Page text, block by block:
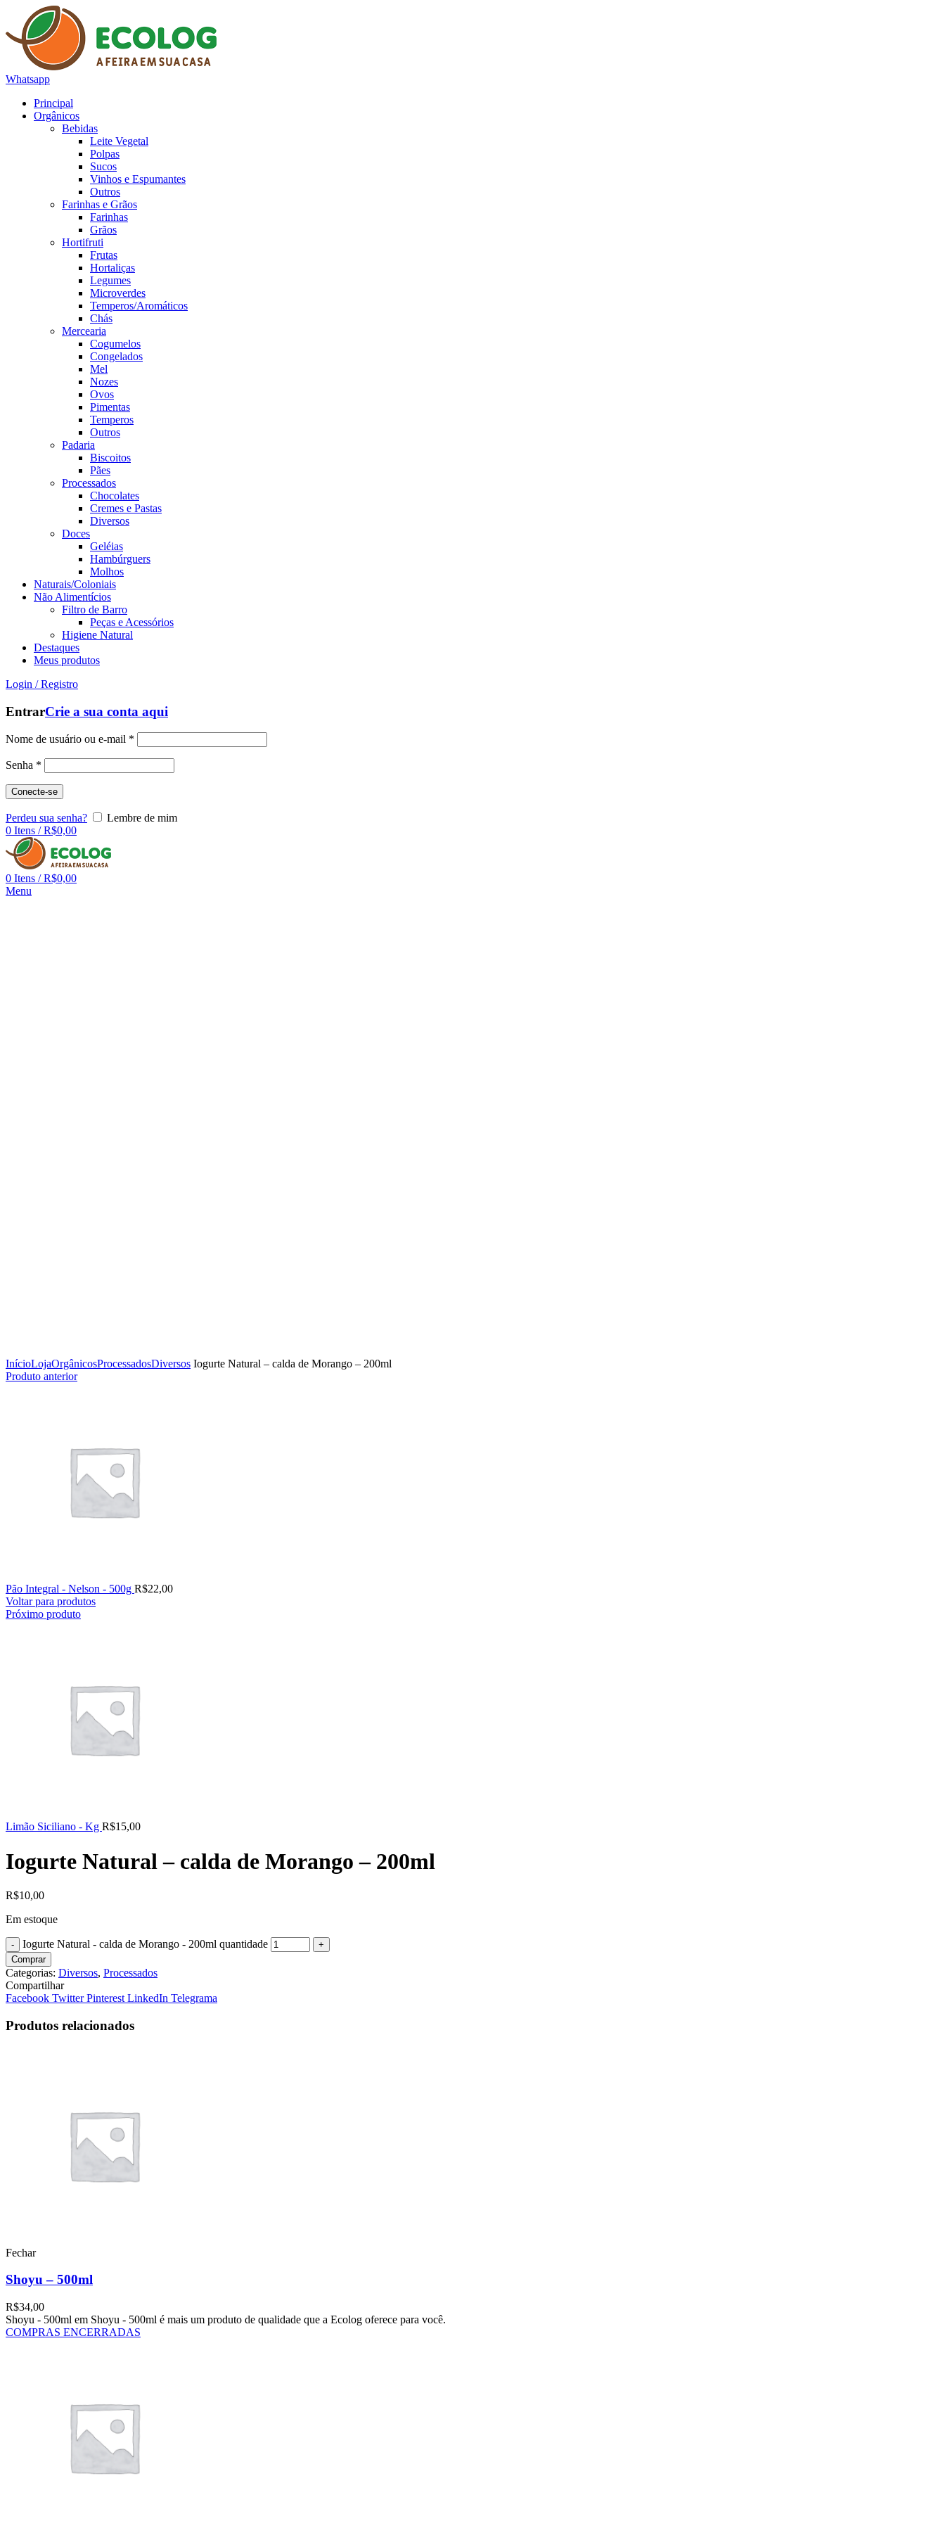
Whatsapp
Principal
Orgânicos
Bebidas
Leite Vegetal
Polpas
Sucos
Vinhos e Espumantes
Outros
Farinhas e Grãos
Farinhas
Grãos
Hortifruti
Frutas
Hortaliças
Legumes
Microverdes
Temperos/Aromáticos
Chás
Mercearia
Cogumelos
Congelados
Mel
Nozes
Ovos
Pimentas
Temperos
Outros
Padaria
Biscoitos
Pães
Processados
Chocolates
Cremes e Pastas
Diversos
Doces
Geléias
Hambúrguers
Molhos
Naturais/Coloniais
Não Alimentícios
Filtro de Barro
Peças e Acessórios
Higiene Natural
Destaques
Meus produtos
Login / Registro
EntrarCrie a sua conta aqui
Nome de usuário ou e-mail *
Senha *
Conecte-se
Perdeu sua senha?
Lembre de mim
0 Itens / R$0,00
0 Itens / R$0,00
Menu
InícioLojaOrgânicosProcessadosDiversos Iogurte Natural – calda de Morango – 200ml
Produto anterior
Pão Integral - Nelson - 500g R$22,00
Voltar para produtos
Próximo produto
Limão Siciliano - Kg R$15,00
Iogurte Natural – calda de Morango – 200ml
R$10,00
Em estoque
Iogurte Natural - calda de Morango - 200ml quantidade
Comprar
Categorias: Diversos, Processados
Compartilhar
Facebook Twitter Pinterest LinkedIn Telegrama
Produtos relacionados
Fechar
Shoyu – 500ml
R$34,00
Shoyu - 500ml em Shoyu - 500ml é mais um produto de qualidade que a Ecolog oferece para você.
COMPRAS ENCERRADAS